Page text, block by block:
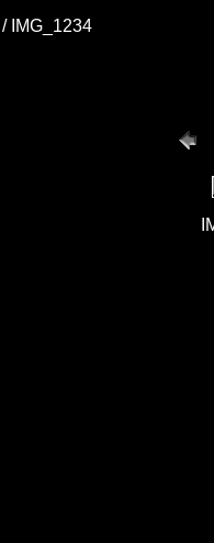
IMG_1234